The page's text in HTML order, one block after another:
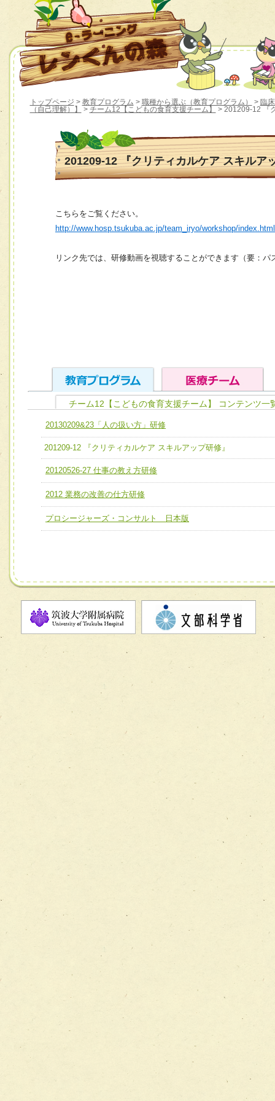
トップページ > 教育プログラム > 職種から選ぶ（教育プログラム） > 臨
（自己理解）】
> チーム12【こどもの食育支援チーム】 > 201209-12 『
201209-12 『クリティカルケア スキルア
こちらをご覧ください。
http://www.hosp.tsukuba.ac.jp/team_iryo/workshop/
リンク先では、研修動画を視聴することができます（要：パ
ユニット１ 医療人としての基礎能力
全人的医療を実践する医療人として、必要な基礎能力を身
ける
ユニット２ チーム医療構成力
ユニット３ 多職種連携力
他職種の視点とスキルを学び、相互理解と連携を深める
チーム01【病院内横断的問題解決チーム】
チーム02【地域医療連携推進による高度医療を必要とする
宅患者等支援チーム】
チーム03【癌患者服薬サポートチーム】
チーム04【口腔ケアチーム】
チーム07【病院職員に対する院内感染対策教育チーム】
チーム08【地域関係機関と連携した小児リハビリテーショ
チーム】
チーム10【包括的リハビリテーションコンサルテーション
チーム12【こどもの食育支援チーム】
チーム12【こどもの食育支援チーム】 コンテンツ一
20130209&23「人の扱い方」研修
201209-12 『クリティカルケア スキルアップ研修』
20120526-27 仕事の教え方研修
2012 業務の改善の仕方研修
プロシージャーズ・コンサルト 日本版